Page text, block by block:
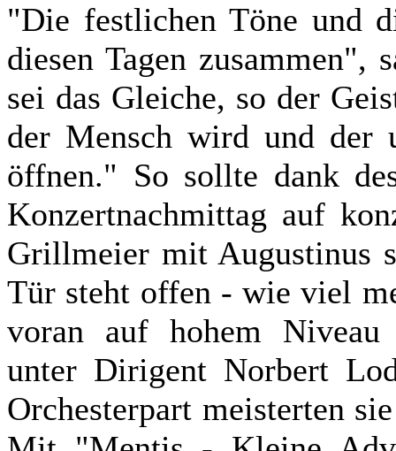
"Die festlichen Töne und
diesen Tagen
sei das Gleiche, so der
der Mensch wird und der
öffnen." So sollte dank
Konzertnachmittag auf
Grillmeier mit Augustinus
Tür steht offen - wie viel
voran auf hohem Niveau
unter Dirigent Norbert
Orchesterpart meisterten